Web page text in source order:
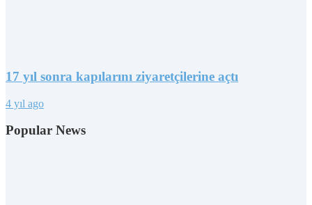
17 yıl sonra kapılarını ziyaretçilerine açtı
4 yıl ago
Popular News